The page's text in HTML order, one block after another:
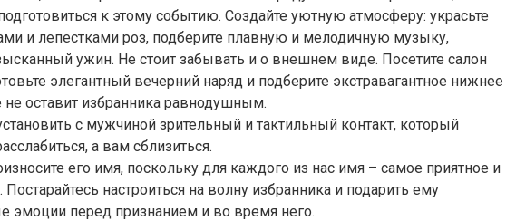
к этому событию. Создайте уютную атмосферу: украсьте
и лепестками роз, подберите плавную и мелодичную музыку,
ужин. Не стоит забывать и о внешнем виде. Посетите салон
элегантный вечерний наряд и подберите экстравагантное нижнее
не оставит избранника равнодушным.
с мужчиной зрительный и тактильный контакт, который
а вам сблизиться.
его имя, поскольку для каждого из нас имя – самое приятное и
настроиться на волну избранника и подарить ему
эмоции перед признанием и во время него.